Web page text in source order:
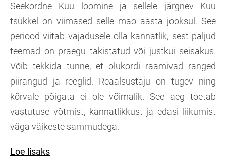
Seekordne Kuu loomine ja sellele järgnev Kuu
tsükkel on viimased selle mao aasta jooksul. See
periood viitab vajadusele olla kannatlik, sest paljud
teemad on praegu takistatud või justkui seisakus.
Võib tekkida tunne, et olukordi raamivad ranged
piirangud ja reeglid. Reaalsustaju on tugev ning
kõrvale põigata ei ole võimalik. See aeg toetab
vastutuse võtmist, kannatlikkust ja edasi liikumist
väga väikeste sammudega.
Loe lisaks